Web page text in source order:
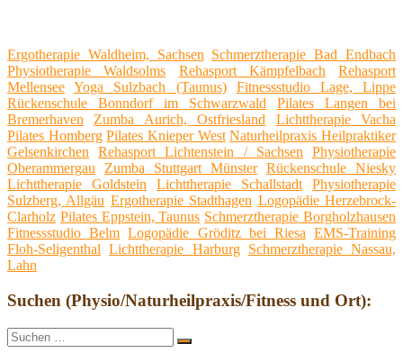
Ergotherapie Waldheim, Sachsen Schmerztherapie Bad Endbach
Physiotherapie Waldsolms
Rehasport Kämpfelbach
Rehasport
Mellensee Yoga Sulzbach (Taunus)
Fitnessstudio Lage, Lippe
Rückenschule Bonndorf im Schwarzwald
Pilates Langen bei
Bremerhaven
Zumba Aurich, Ostfriesland
Lichttherapie Vacha
Pilates Homberg Pilates Knieper West Naturheilpraxis Heilpraktiker
Gelsenkirchen
Rehasport Lichtenstein / Sachsen
Physiotherapie
Oberammergau
Zumba Stuttgart Münster Rückenschule Niesky
Lichttherapie Goldstein
Lichttherapie Schallstadt
Physiotherapie
Sulzberg, Allgäu Ergotherapie Stadthagen Logopädie Herzebrock-
Clarholz Pilates Eppstein, Taunus Schmerztherapie Borgholzhausen
Fitnessstudio Belm Logopädie Gröditz bei Riesa EMS-Training
Floh-Seligenthal
Lichttherapie Harburg
Schmerztherapie Nassau,
Lahn
Suchen (Physio/Naturheilpraxis/Fitness und Ort):
Suche
nach:
Suchen